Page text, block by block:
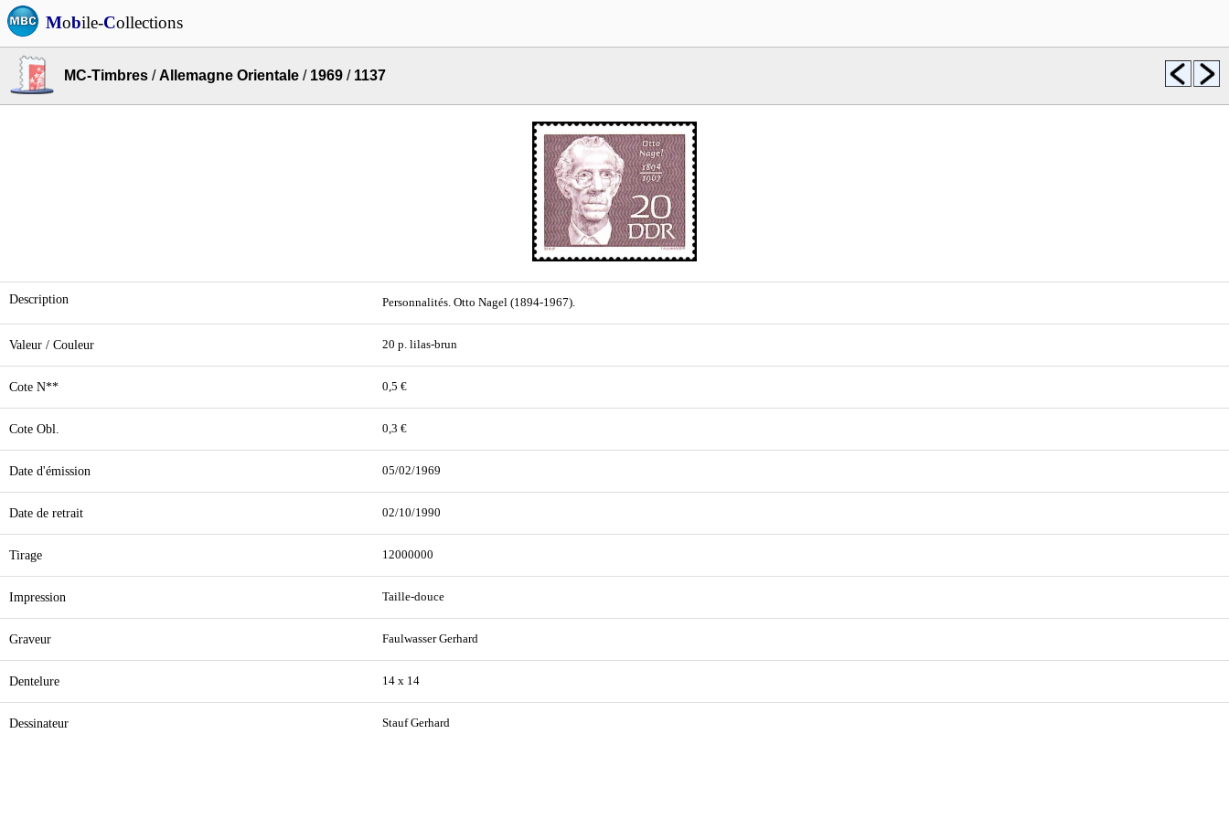
Mobile-Collections
MC-Timbres /Allemagne Orientale / 1969 / 1137
Description Personnalités. Otto Nagel (1894-1967).
Valeur / Couleur 20 p. lilas-brun
Cote N** 0,5 €
Cote Obl. 0,3 €
Date d'émission 05/02/1969
Date de retrait 02/10/1990
Tirage 12000000
Impression Taille-douce
Graveur Faulwasser Gerhard
Dentelure 14 x 14
Dessinateur Stauf Gerhard